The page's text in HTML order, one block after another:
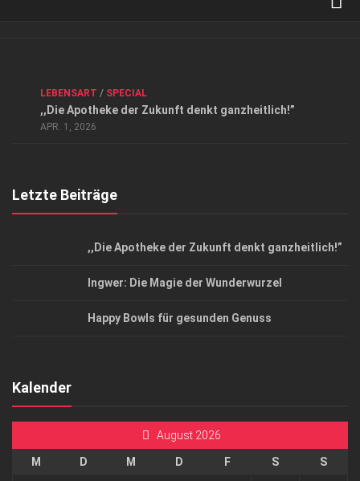
Datenschutzerklärung
Top Magazin Dresden / Ostsachsen
LEBENSART / SPECIAL
,,Die Apotheke der Zukunft denkt ganzheitlich!”
APR. 1, 2026
Letzte Beiträge
,,Die Apotheke der Zukunft denkt ganzheitlich!”
Ingwer: Die Magie der Wunderwurzel
Happy Bowls für gesunden Genuss
Kalender
August 2026
M D M D F S
S